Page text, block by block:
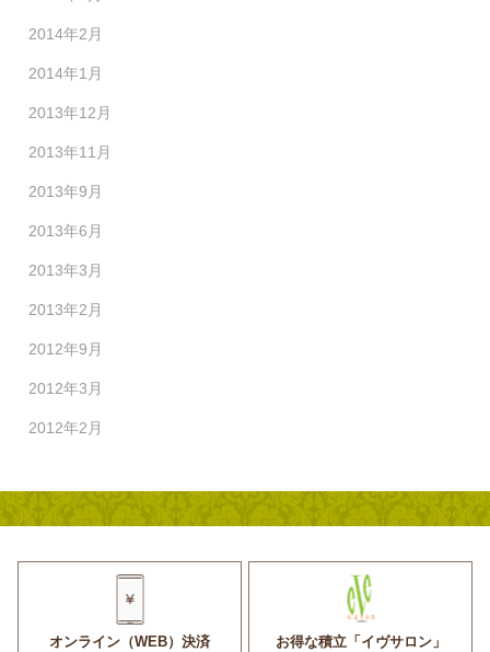
2014年2月
2014年1月
2013年12月
2013年11月
2013年9月
2013年6月
2013年3月
2013年2月
2012年9月
2012年3月
2012年2月
オンライン（WEB）決済
お得な積立「イヴサロン」